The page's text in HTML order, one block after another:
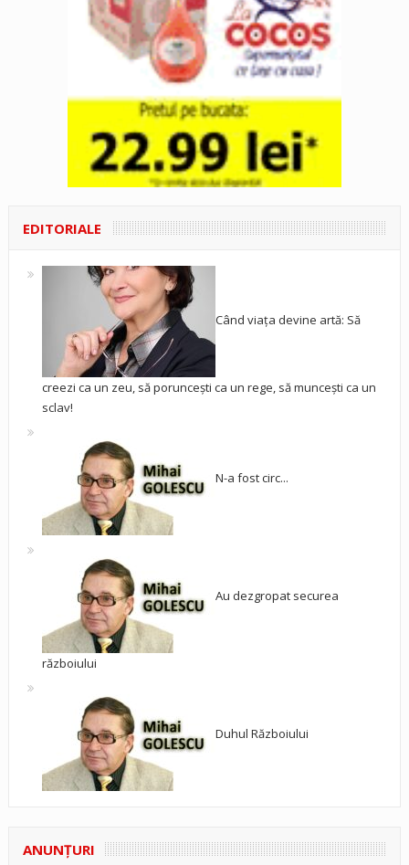
EDITORIALE
Când viața devine artă: Să
creezi ca un zeu, să poruncești ca un rege, să muncești ca un
sclav!
N-a fost circ...
Au dezgropat securea
războiului
Duhul Războiului
ANUNŢURI